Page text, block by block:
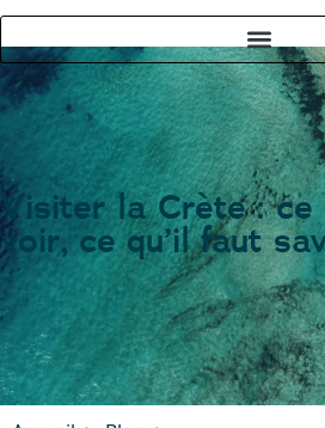
Visiter la Crète : ce
voir, ce qu’il faut